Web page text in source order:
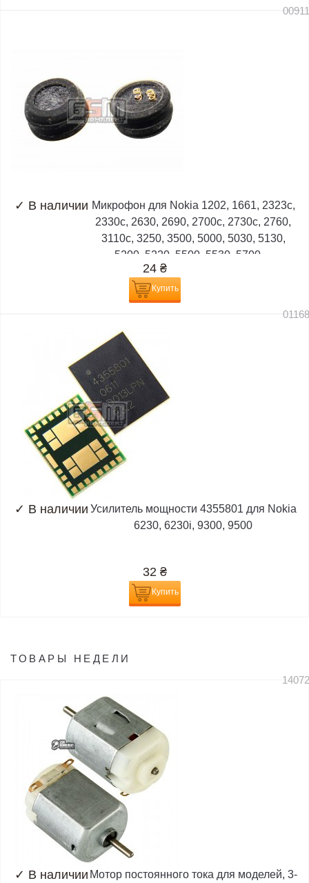
✓ В наличии Микрофон для Nokia 1202, 1661, 2323c,
2330c, 2630, 2690, 2700c, 2730c, 2760,
3110c, 3250, 3500, 5000, 5030, 5130,
5200, 5220, 5500, 5530, 5700,...
24 ₴
Купить
✓ В наличии Усилитель мощности 4355801 для Nokia
6230, 6230i, 9300, 9500
32 ₴
Купить
ТОВАРЫ НЕДЕЛИ
✓ В наличии Мотор постоянного тока для моделей, 3-